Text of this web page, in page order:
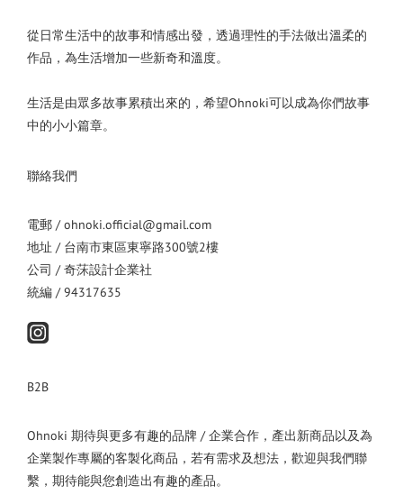
從日常生活中的故事和情感出發，透過理性的手法做出溫柔的
作品，為生活增加一些新奇和溫度。
生活是由眾多故事累積出來的，希望Ohnoki可以成為你們故事
中的小小篇章。
聯絡我們
電郵 / ohnoki.official@gmail.com
地址 / 台南市東區東寧路300號2樓
公司 / 奇莯設計企業社
統編 / 94317635
B2B
Ohnoki 期待與更多有趣的品牌 / 企業合作，產出新商品以及為
企業製作專屬的客製化商品，若有需求及想法，歡迎與我們聯
繫，期待能與您創造出有趣的產品。